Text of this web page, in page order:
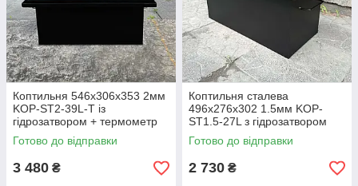
Коптильня 546х306х353 2мм
KOP-ST2-39L-T із
гідрозатвором + термометр
переносна R_2334
Готово до відправки
3 480 ₴
Коптильня сталева
496х276х302 1.5мм KOP-
ST1.5-27L з гідрозатвором
R_2334
Готово до відправки
2 730 ₴